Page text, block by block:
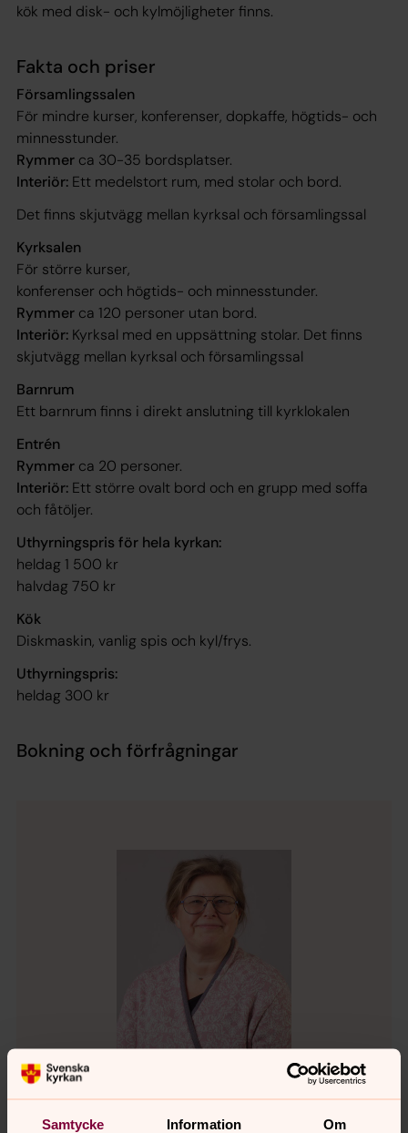
Samtycke Information Om
kök med disk- och kylmöjligheter finns.
Fakta och priser
Församlingssalen
För mindre kurser, konferenser, dopkaffe, högtids- och
minnesstunder.
Rymmer ca 30-35 bordsplatser.
Interiör: Ett medelstort rum, med stolar och bord.
Det finns skjutvägg mellan kyrksal och församlingssal
Kyrksalen
För större kurser,
konferenser och högtids- och minnesstunder.
Rymmer ca 120 personer utan bord.
Interiör: Kyrksal med en uppsättning stolar. Det finns
skjutvägg mellan kyrksal och församlingssal
Barnrum
Ett barnrum finns i direkt anslutning till kyrklokalen
Entrén
Rymmer ca 20 personer.
Interiör: Ett större ovalt bord och en grupp med soffa
och fåtöljer.
Uthyrningspris för hela kyrkan:
heldag 1 500 kr
halvdag 750 kr
Kök
Diskmaskin, vanlig spis och kyl/frys.
Uthyrningspris:
heldag 300 kr
Bokning och förfrågningar